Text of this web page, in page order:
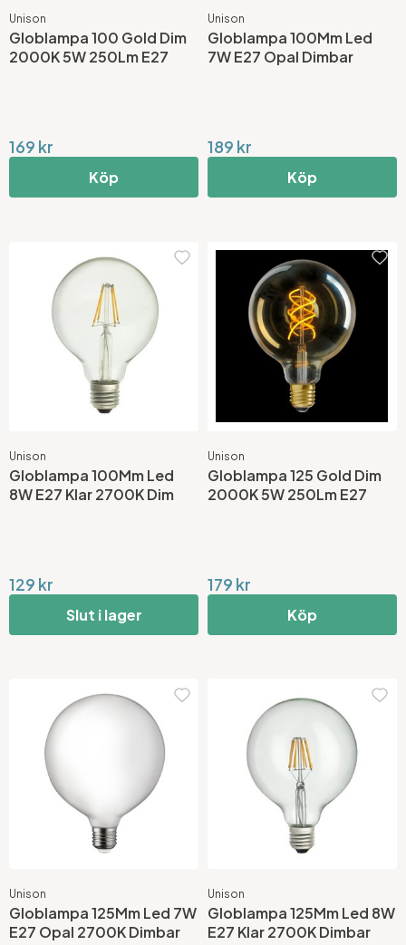
Unison
Globlampa 100 Gold Dim
2000K 5W 250Lm E27
169 kr
Köp
Unison
Globlampa 100Mm Led
7W E27 Opal Dimbar
189 kr
Köp
Unison
Globlampa 100Mm Led
8W E27 Klar 2700K Dim
129 kr
Slut i lager
Unison
Globlampa 125 Gold Dim
2000K 5W 250Lm E27
179 kr
Köp
Unison
Globlampa 125Mm Led 7W
E27 Opal 2700K Dimbar
Unison
Globlampa 125Mm Led 8W
E27 Klar 2700K Dimbar